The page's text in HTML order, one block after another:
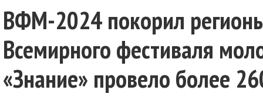
ВФМ-2024 покорил
Всемирного фестиваля
«Знание» провело более